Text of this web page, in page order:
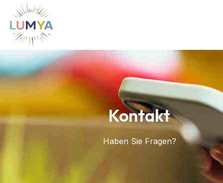
Kontakt
Haben Sie Fragen?